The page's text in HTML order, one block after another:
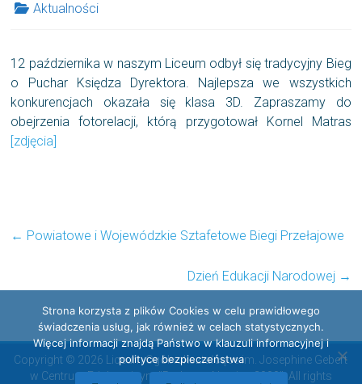
Aktualności
12 października w naszym Liceum odbył się tradycyjny Bieg
o Puchar Księdza Dyrektora. Najlepsza we wszystkich
konkurencjach okazała się klasa 3D. Zapraszamy do
obejrzenia fotorelacji, którą przygotował Kornel Matras
[zdjęcia]
← Powiatowe i Wojewódzkie Sztafetowe Biegi Przełajowe
Dzień Edukacji Narodowej →
Copyright © 2026 Liceum Ogólnokształcące im. Josephine Gebert
w Centrum Edukacyjnym "Radosna Nowina 2000". All rights
Strona korzysta z plików Cookies w celu prawidłowego
świadczenia usług, jak również w celach statystycznych.
Więcej informacji znajdą Państwo w klauzuli informacyjnej i
polityce bezpieczeństwa